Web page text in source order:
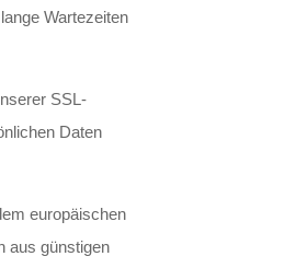
Wartezeiten
SSL-
Daten
europäischen
aus günstigen